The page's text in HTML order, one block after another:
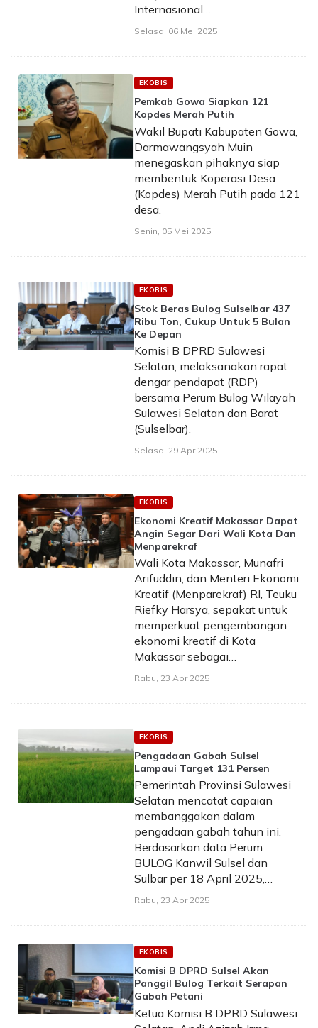
Internasional…
Selasa, 06 Mei 2025
EKOBIS
Pemkab Gowa Siapkan 121
Kopdes Merah Putih
Wakil Bupati Kabupaten Gowa,
Darmawangsyah Muin
menegaskan pihaknya siap
membentuk Koperasi Desa
(Kopdes) Merah Putih pada 121
desa.
Senin, 05 Mei 2025
EKOBIS
Stok Beras Bulog Sulselbar 437
Ribu Ton, Cukup Untuk 5 Bulan
Ke Depan
Komisi B DPRD Sulawesi
Selatan, melaksanakan rapat
dengar pendapat (RDP)
bersama Perum Bulog Wilayah
Sulawesi Selatan dan Barat
(Sulselbar).
Selasa, 29 Apr 2025
EKOBIS
Ekonomi Kreatif Makassar Dapat
Angin Segar Dari Wali Kota Dan
Menparekraf
Wali Kota Makassar, Munafri
Arifuddin, dan Menteri Ekonomi
Kreatif (Menparekraf) RI, Teuku
Riefky Harsya, sepakat untuk
memperkuat pengembangan
ekonomi kreatif di Kota
Makassar sebagai…
Rabu, 23 Apr 2025
EKOBIS
Pengadaan Gabah Sulsel
Lampaui Target 131 Persen
Pemerintah Provinsi Sulawesi
Selatan mencatat capaian
membanggakan dalam
pengadaan gabah tahun ini.
Berdasarkan data Perum
BULOG Kanwil Sulsel dan
Sulbar per 18 April 2025,…
Rabu, 23 Apr 2025
EKOBIS
Komisi B DPRD Sulsel Akan
Panggil Bulog Terkait Serapan
Gabah Petani
Ketua Komisi B DPRD Sulawesi